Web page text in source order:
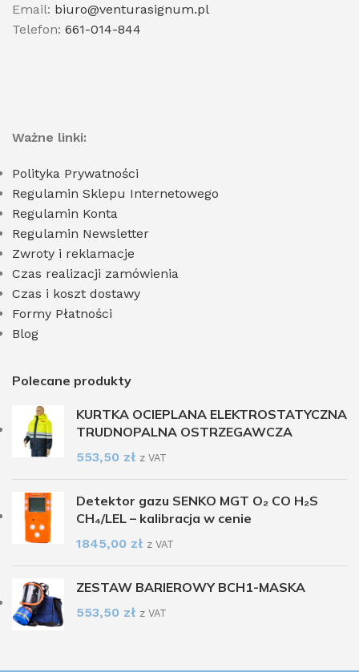
Email: biuro@venturasignum.pl
Telefon: 661-014-844
Ważne linki:
Polityka Prywatności
Regulamin Sklepu Internetowego
Regulamin Konta
Regulamin Newsletter
Zwroty i reklamacje
Czas realizacji zamówienia
Czas i koszt dostawy
Formy Płatności
Blog
Polecane produkty
KURTKA OCIEPLANA ELEKTROSTATYCZNA
TRUDNOPALNA OSTRZEGAWCZA
553,50 zł z VAT
Detektor gazu SENKO MGT O₂ CO H₂S
CH₄/LEL – kalibracja w cenie
1845,00 zł z VAT
ZESTAW BARIEROWY BCH1-MASKA
553,50 zł z VAT